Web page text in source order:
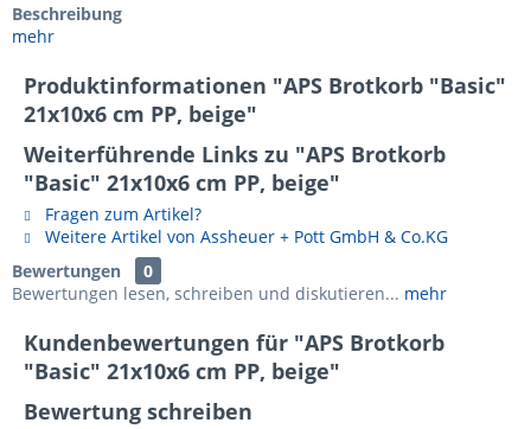
Beschreibung
mehr
Produktinformationen "APS Brotkorb "Basic"
21x10x6 cm PP, beige"
Weiterführende Links zu "APS Brotkorb
"Basic" 21x10x6 cm PP, beige"
Fragen zum Artikel?
Weitere Artikel von Assheuer + Pott GmbH & Co.KG
Bewertungen
0
Bewertungen lesen, schreiben und diskutieren... mehr
Kundenbewertungen für "APS Brotkorb
"Basic" 21x10x6 cm PP, beige"
Bewertung schreiben